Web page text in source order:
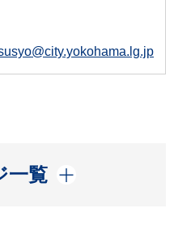
一覧
く